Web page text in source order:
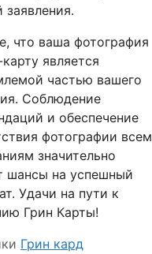
заявления.
что ваша фотография
является
частью вашего
Соблюдение
и обеспечение
фотографии всем
значительно
шансы на успешный
Удачи на пути к
Грин Карты!
Грин кард